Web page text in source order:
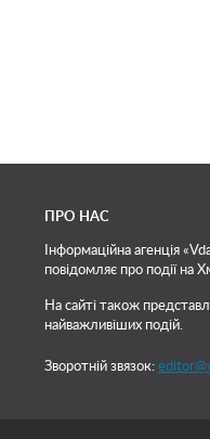
ПРО НАС
Інформаційна агенція
повідомляє про події на
На сайті також
найважливіших подій.
Зворотній звязок: